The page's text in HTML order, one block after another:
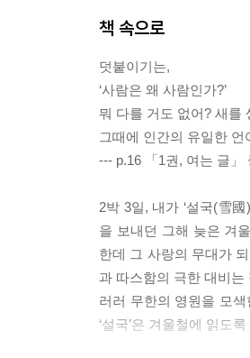
책 속으로
덧붙이기는,
‘사람은 왜 사람인가?’
뭐 다를 거도 없어? 새를
그때에 인간의 유일한
--- p.16 「1권, 여는 글」
2박 3일, 내가 ‘설국(雪
을 보내던 그해 늦은 겨
한데 그 사랑의 무대가
과 따스함의 극한 대비
러러 무한의 영원을 모
‘설국’은 겨울철에 읽도